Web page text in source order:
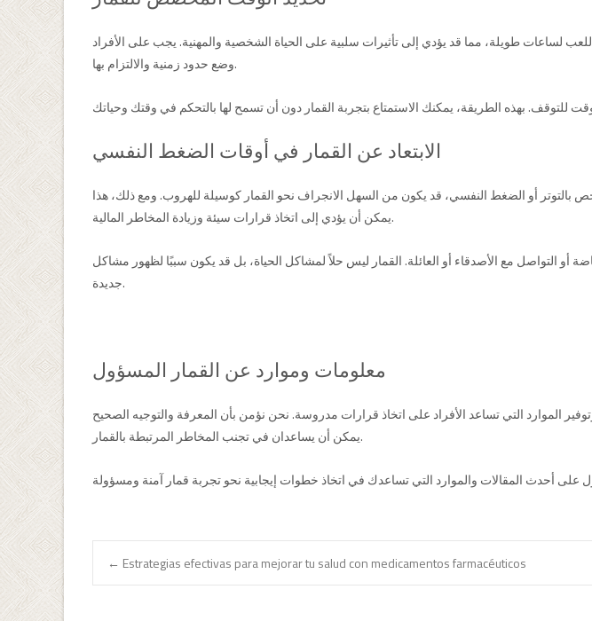
طويلة، مما قد يؤدي إلى تأثيرات سلبية على الحياة الشخصية والمهنية. يجب على الأفراد
وضع حدود زمنية والالتزام بها.
الابتعاد عن القمار في أوقات الضغط النفسي
بالتوتر أو الضغط النفسي، قد يكون من السهل الانجراف نحو القمار كوسيلة للهروب. ومع ذلك، هذا
يمكن أن يؤدي إلى اتخاذ قرارات سيئة وزيادة المخاطر المالية.
التواصل مع الأصدقاء أو العائلة. القمار ليس حلاً لمشاكل الحياة، بل قد يكون سببًا لظهور مشاكل
جديدة.
معلومات وموارد عن القمار المسؤول
الموارد التي تساعد الأفراد على اتخاذ قرارات مدروسة. نحن نؤمن بأن المعرفة والتوجيه الصحيح
يمكن أن يساعدان في تجنب المخاطر المرتبطة بالقمار.
Navegación
← Estrategias efectivas para mejorar tu salud con medicamentos farmacéuticos